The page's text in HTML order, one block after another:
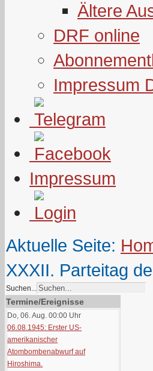
Ältere
DRF online
Impressum
Impressum
Aktuelle Seite:
XXXII. Parteitag
Suchen...
Termine/Ereignisse
Do, 06. Aug. 00:00 Uhr
06.08.1945: Erster US-
amerikanischer
Atombombenabwurf auf
Hiroshima.